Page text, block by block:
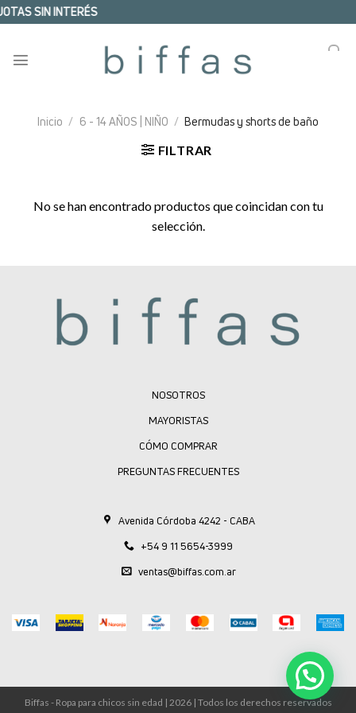
Skip
to
SIN INTERÉS
Inicio / 6 - 14 AÑOS | NIÑO / Bermudas y shorts de baño
FILTRAR
No se han encontrado productos que coincidan con tu
selección.
NOSOTROS
MAYORISTAS
CÓMO COMPRAR
PREGUNTAS FRECUENTES
Avenida Córdoba 4242 - CABA
+54 9 11 5654-3999
ventas@biffas.com.ar
Biffas - Ropa para chicos sin edad | 2026 | Todos los derechos reservados